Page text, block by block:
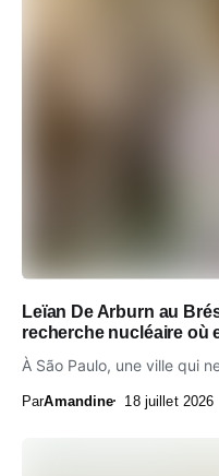
Leïan De Arburn au
recherche nucléaire où
À São Paulo, une ville qui
ParAmandine 18 juillet 2026